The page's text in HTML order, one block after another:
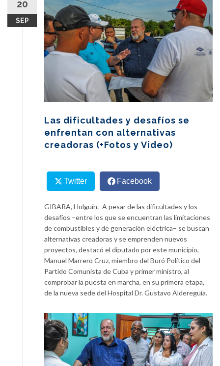
content
20
SEP
Las dificultades y desafíos se
enfrentan con alternativas
creadoras (+Fotos y Video)
Twitter Facebook
GIBARA, Holguín.–A pesar de las dificultades y los
desafíos –entre los que se encuentran las limitaciones
de combustibles y de generación eléctrica– se buscan
alternativas creadoras y se emprenden nuevos
proyectos, destacó el diputado por este municipio,
Manuel Marrero Cruz, miembro del Buró Político del
Partido Comunista de Cuba y primer ministro, al
comprobar la puesta en marcha, en su primera etapa,
de la nueva sede del Hospital Dr. Gustavo Aldereguía.